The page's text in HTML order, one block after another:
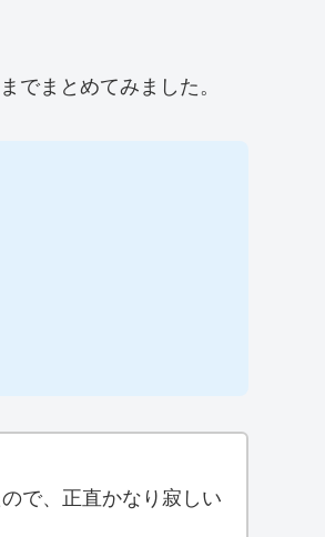
でまとめてみました。
で、正直かなり寂しい